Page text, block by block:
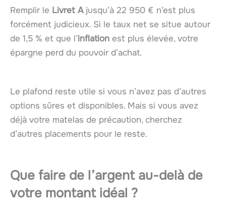
Remplir le Livret Ajusqu’à 22 950 € n’est plus
forcément judicieux. Si le taux net se situe autour
de 1,5 % et que l’inflation est plus élevée, votre
épargne perd du pouvoir d’achat.
Le plafond reste utile si vous n’avez pas d’autres
options sûres et disponibles. Mais si vous avez
déjà votre matelas de précaution, cherchez
d’autres placements pour le reste.
Que faire de l’argent au-delà de
votre montant idéal ?